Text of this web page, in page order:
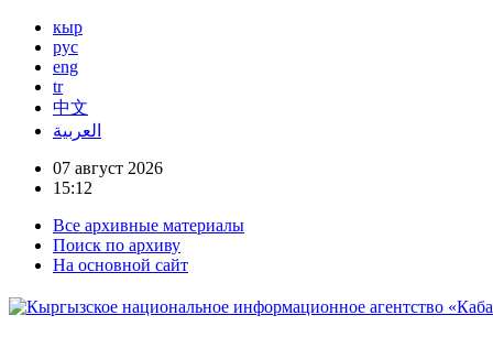
кыр
рус
eng
tr
中文
العربية
07 август 2026
15:12
Все архивные материалы
Поиск по архиву
На основной сайт